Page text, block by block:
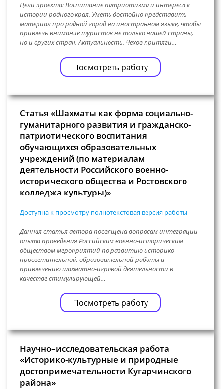
Цели проекта: Воспитание патриотизма и интереса к
истории родного края. Уметь достойно представить
материал про родной город на иностранном языке, чтобы
привлечь внимание туристов не только нашей страны,
но и других стран. Актуальность. Чехов притяги…
Посмотреть работу
Статья «Шахматы как форма социально-
гуманитарного развития и гражданско-
патриотического воспитания
обучающихся образовательных
учреждений (по материалам
деятельности Российского военно-
исторического общества и Ростовского
колледжа культуры)»
Доступна к просмотру полнотекстовая версия работы
Данная статья автора посвящена вопросам интеграции
опыта проведения Российским военно-историческим
обществом мероприятий по развитию историко-
просветительной, образовательной работы и
привлечению шахматно-игровой деятельности в
качестве стимулирующей…
Посмотреть работу
Научно–исследовательская работа
«Историко-культурные и природные
достопримечательности Кугарчинского
района»